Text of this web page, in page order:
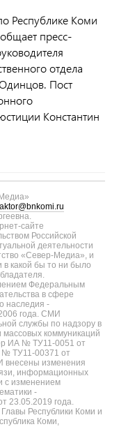
Республике Коми
пресс-
отдела
Пост
Константин
сайте
Российской
деятельности
«Север-Медиа», и
какой бы то ни было
Федеральным
в сфере
наследия -
года. СМИ
службы по надзору в
коммуникаций
ИА № ТУ11-0051 от
№ ТУ11-00371 от
внесены изменения
информационных
с изменением
-
23.05.2019 года.
Республики Коми и
Коми,